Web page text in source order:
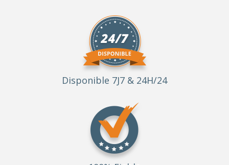
Disponible 7J7 & 24H/24